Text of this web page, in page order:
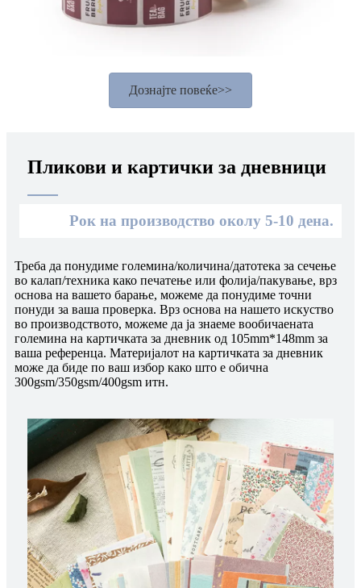
Дознајте повеќе>>
Пликови и картички за дневници
Рок на производство околу 5-10 дена.
Треба да понудиме големина/количина/датотека за сечење
во калап/техника како печатење или фолија/пакување, врз
основа на вашето барање, можеме да понудиме точни
понуди за ваша проверка. Врз основа на нашето искуство
во производството, можеме да ја знаеме вообичаената
големина на картичката за дневник од 105mm*148mm за
ваша референца. Материјалот на картичката за дневник
може да биде по ваш избор како што е обична
300gsm/350gsm/400gsm итн.